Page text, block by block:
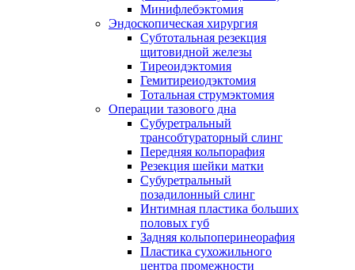
Минифлебэктомия
Эндоскопическая хирургия
Субтотальная резекция
щитовидной железы
Тиреоидэктомия
Гемитиреиодэктомия
Тотальная струмэктомия
Операции тазового дна
Субуретральный
трансобтураторный слинг
Передняя кольпорафия
Резекция шейки матки
Субуретральный
позадилонный слинг
Интимная пластика больших
половых губ
Задняя кольпоперинеорафия
Пластика сухожильного
центра промежности